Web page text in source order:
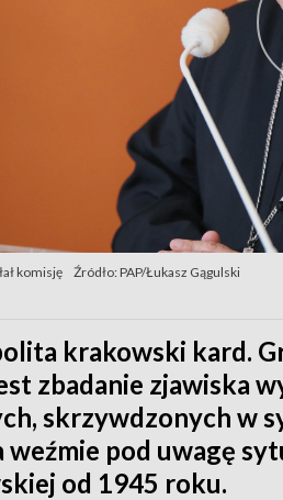
komisję Źródło: PAP/Łukasz Gągulski
krakowski kard.
zbadanie zjawiska
skrzywdzonych w
weźmie pod uwagę
od 1945 roku.